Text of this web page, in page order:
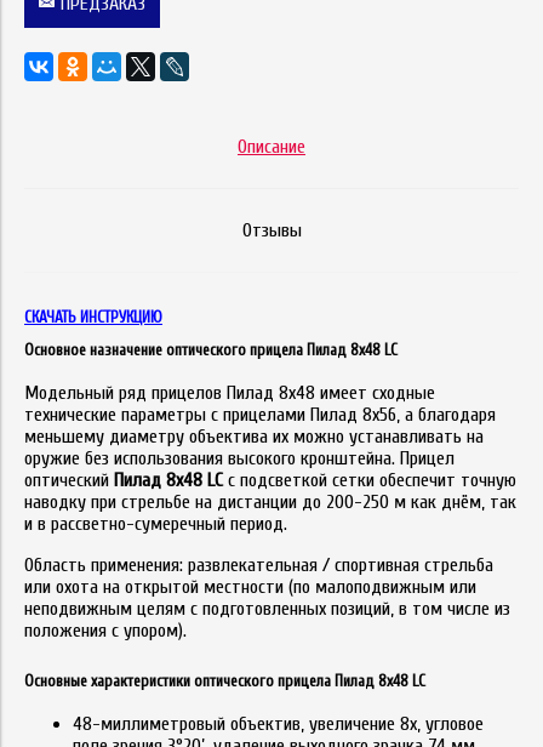
Описание
Отзывы
СКАЧАТЬ ИНСТРУКЦИЮ
Основное назначение оптического прицела Пилад 8х48 LC
Модельный ряд прицелов Пилад 8х48 имеет сходные
технические параметры с прицелами Пилад 8х56, а благодаря
меньшему диаметру объектива их можно устанавливать на
оружие без использования высокого кронштейна. Прицел
оптический Пилад 8x48 LCс подсветкой сетки обеспечит точную
наводку при стрельбе на дистанции до 200-250 м как днём, так
и в рассветно-сумеречный период.
Область применения: развлекательная / спортивная стрельба
или охота на открытой местности (по малоподвижным или
неподвижным целям с подготовленных позиций, в том числе из
положения с упором).
Основные характеристики оптического прицела Пилад 8x48 LC
48-миллиметровый объектив, увеличение 8х, угловое